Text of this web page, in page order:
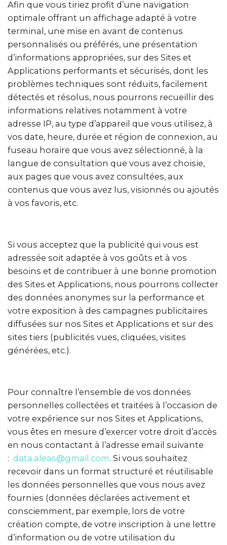
Afin que vous tiriez profit d’une navigation
optimale offrant un affichage adapté à votre
terminal, une mise en avant de contenus
personnalisés ou préférés, une présentation
d’informations appropriées, sur des Sites et
Applications performants et sécurisés, dont les
problèmes techniques sont réduits, facilement
détectés et résolus, nous pourrons recueillir des
informations relatives notamment à votre
adresse IP, au type d’appareil que vous utilisez, à
vos date, heure, durée et région de connexion, au
fuseau horaire que vous avez sélectionné, à la
langue de consultation que vous avez choisie,
aux pages que vous avez consultées, aux
contenus que vous avez lus, visionnés ou ajoutés
à vos favoris, etc.
Si vous acceptez que la publicité qui vous est
adressée soit adaptée à vos goûts et à vos
besoins et de contribuer à une bonne promotion
des Sites et Applications, nous pourrons collecter
des données anonymes sur la performance et
votre exposition à des campagnes publicitaires
diffusées sur nos Sites et Applications et sur des
sites tiers (publicités vues, cliquées, visites
générées, etc.).
Pour connaître l’ensemble de vos données
personnelles collectées et traitées à l’occasion de
votre expérience sur nos Sites et Applications,
vous êtes en mesure d’exercer votre droit d’accès
en nous contactant à l’adresse email suivante
: data.aleas@gmail.com. Si vous souhaitez
recevoir dans un format structuré et réutilisable
les données personnelles que vous nous avez
fournies (données déclarées activement et
consciemment, par exemple, lors de votre
création compte, de votre inscription à une lettre
d’information ou de votre utilisation du